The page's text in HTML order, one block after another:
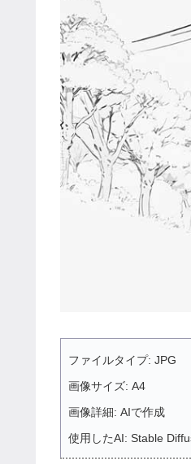
ファイルタイプ: JPG
画像サイズ: A4
画像詳細: AIで作成
使用したAI: Stable